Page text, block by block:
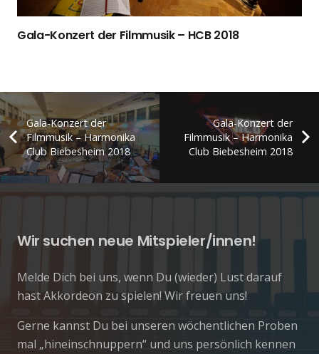
Gala-Konzert der Filmmusik – HCB 2018
Gala-Konzert der
Filmmusik – Harmonika
Club Biebesheim 2018
Gala-Konzert der
Filmmusik – Harmonika
Club Biebesheim 2018
Wir suchen neue Mitspieler/innen!
Melde Dich bei uns, wenn Du (wieder) Lust darauf
hast Akkordeon zu spielen! Wir freuen uns!
Gerne kannst Du bei unseren wöchentlichen Proben
mal „hineinschnuppern“ und uns persönlich kennen